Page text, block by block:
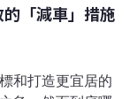
「減車」措施
和打造更宜居的